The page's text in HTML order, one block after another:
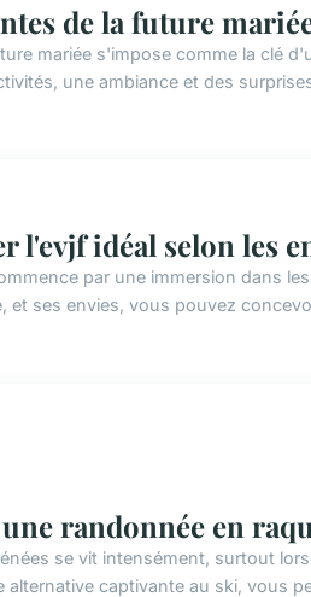
de la future
mariée s'impose comme la clé
une ambiance et des
l'evjf idéal selon les
par une immersion dans
ses envies, vous pouvez
randonnée en
se vit intensément, surtout
alternative captivante au ski, vous